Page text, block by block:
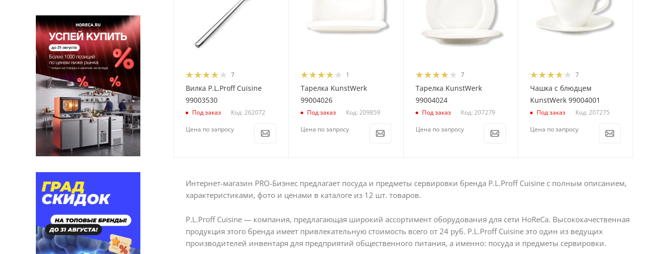
7
Вилка P.L.Proff Cuisine
99003530
Под заказ Код: 262072
Цена по запросу
1
Тарелка KunstWerk
99004026
Под заказ Код: 209859
Цена по запросу
7
Тарелка KunstWerk
99004024
Под заказ Код: 207279
Цена по запросу
7
Чашка с блюдцем
KunstWerk 99004001
Под заказ Код: 207275
Цена по запросу
Интернет-магазин PRO-Бизнес предлагает посуда и предметы сервировки бренда P.L.Proff Cuisine с полным описанием,
характеристиками, фото и ценами в каталоге из 12 шт. товаров.
P.L.Proff Cuisine — компания, предлагающая широкий ассортимент оборудования для сети HoReCa. Высококачественная
продукция этого бренда имеет привлекательную стоимость всего от 24 руб. P.L.Proff Cuisine это один из ведущих
производителей инвентаря для предприятий общественного питания, а именно: посуда и предметы сервировки.
Kocateq (2)
KunstWerk (32)
Libbey (29)
Linden (11)
Lubiana ( 53
Luxstahl (61)
Martellato (13)
Merx Team ( 6)
232)
OSZ (74)
Paderno (
Padia (5 )
Pasabahce (115)
Peugeot (9)
Porcelite ( 3 )